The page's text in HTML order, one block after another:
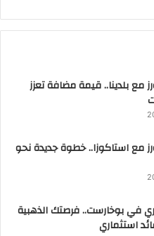
مع بلدينا.. قيمة مضافة تعزز
مع استاكوزا.. خطوة جديدة نحو
في بوخارست.. فرصتك الذهبية
استثماري